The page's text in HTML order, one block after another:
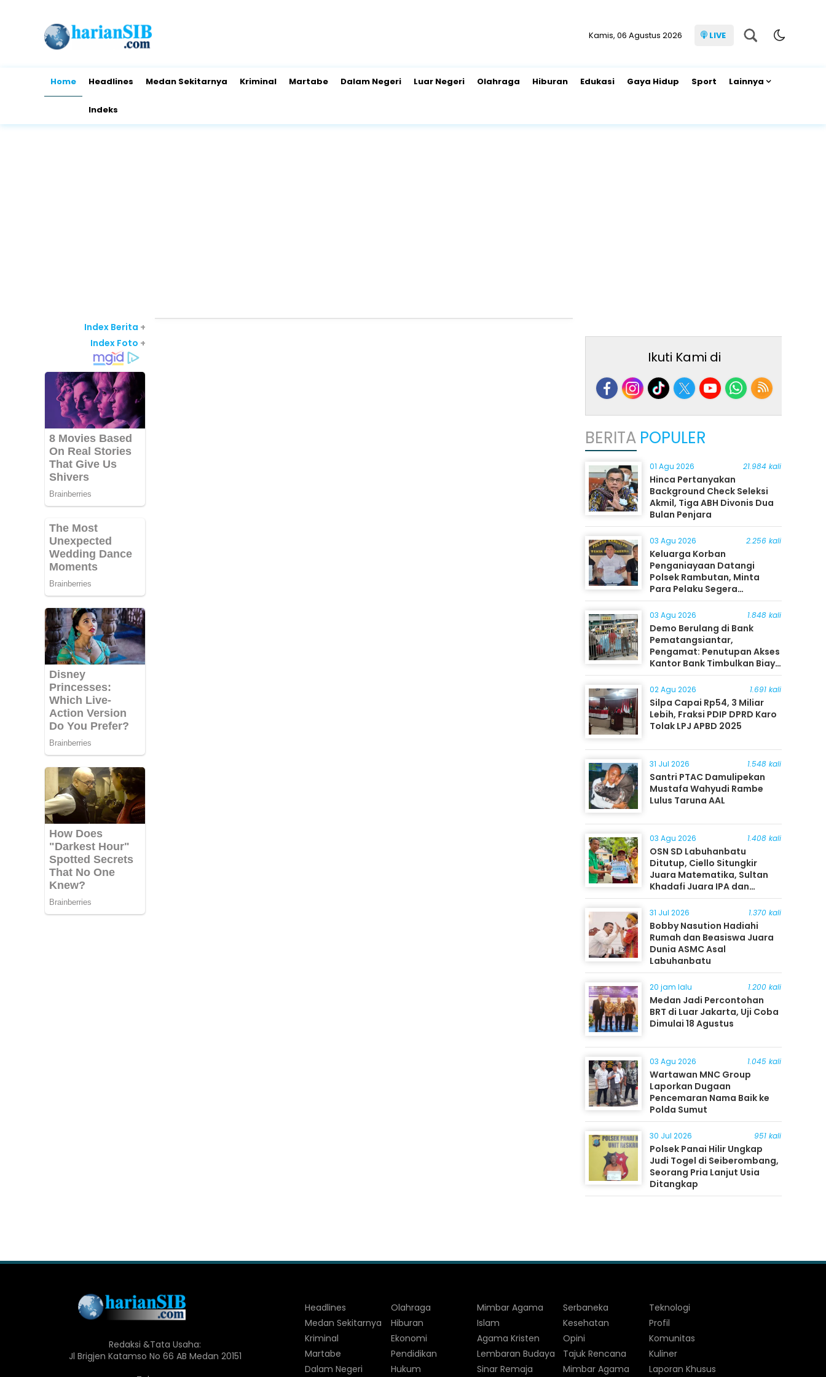
Kamis, 06 Agustus 2026 LIVE
Home Headlines Medan Sekitarnya Kriminal Martabe Dalam Negeri Luar Negeri Olahraga Hiburan Edukasi Gaya Hidup Sport Lainnya
Indeks
Index Berita +
Index Foto +
Ikuti Kami di
BERITA POPULER
01 Agu 2026 21.984 kali
Hinca Pertanyakan
Background Check Seleksi
Akmil, Tiga ABH Divonis Dua
Bulan Penjara
03 Agu 2026 2.256 kali
Keluarga Korban
Penganiayaan Datangi
Polsek Rambutan, Minta
Para Pelaku Segera
Ditangkap
03 Agu 2026 1.848 kali
Demo Berulang di Bank
Pematangsiantar,
Pengamat: Penutupan Akses
Kantor Bank Timbulkan Biaya
Ekonomi bagi Masyarakat
02 Agu 2026 1.691 kali
Silpa Capai Rp54, 3 Miliar
Lebih, Fraksi PDIP DPRD Karo
Tolak LPJ APBD 2025
31 Jul 2026 1.548 kali
Santri PTAC Damulipekan
Mustafa Wahyudi Rambe
Lulus Taruna AAL
03 Agu 2026 1.408 kali
OSN SD Labuhanbatu
Ditutup, Ciello Situngkir
Juara Matematika, Sultan
Khadafi Juara IPA dan
Timothy Rangkuti Juara IPS
31 Jul 2026 1.370 kali
Bobby Nasution Hadiahi
Rumah dan Beasiswa Juara
Dunia ASMC Asal
Labuhanbatu
20 jam lalu 1.200 kali
Medan Jadi Percontohan
BRT di Luar Jakarta, Uji Coba
Dimulai 18 Agustus
03 Agu 2026 1.045 kali
Wartawan MNC Group
Laporkan Dugaan
Pencemaran Nama Baik ke
Polda Sumut
30 Jul 2026 951 kali
Polsek Panai Hilir Ungkap
Judi Togel di Seiberombang,
Seorang Pria Lanjut Usia
Ditangkap
Redaksi &Tata Usaha:
Jl Brigjen Katamso No 66 AB Medan 20151
Headlines
Medan Sekitarnya
Kriminal
Martabe
Dalam Negeri
Olahraga
Hiburan
Ekonomi
Pendidikan
Hukum
Mimbar Agama
Islam
Agama Kristen
Lembaran Budaya
Sinar Remaja
Serbaneka
Kesehatan
Opini
Tajuk Rencana
Mimbar Agama
Teknologi
Profil
Komunitas
Kuliner
Laporan Khusus